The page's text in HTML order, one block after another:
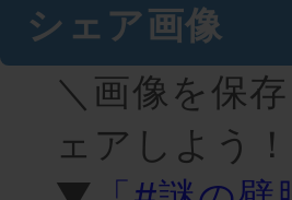
シェア画像
＼画像を保
ェアしよう